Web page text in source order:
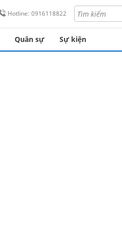
Hotline: 0916118822
Quân sự Sự kiện